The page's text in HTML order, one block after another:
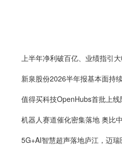
新泉股份2026半年报基本面持
机器人赛道催化密集落地 奥比
5G+AI智慧超声落地庐江，迈